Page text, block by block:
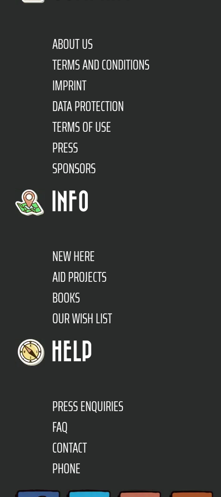
ABOUT US
TERMS AND CONDITIONS
IMPRINT
DATA PROTECTION
TERMS OF USE
PRESS
SPONSORS
INFO
NEW HERE
AID PROJECTS
BOOKS
OUR WISH LIST
HELP
PRESS ENQUIRIES
FAQ
CONTACT
PHONE